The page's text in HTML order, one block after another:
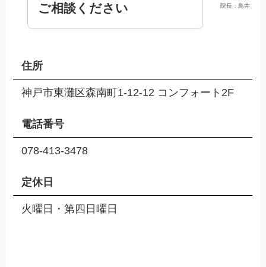
院長：鳥井
ご相談ください
住所
神戸市東灘区森南町1-12-12 コンフォート2F
電話番号
078-413-3478
定休日
火曜日・第四日曜日